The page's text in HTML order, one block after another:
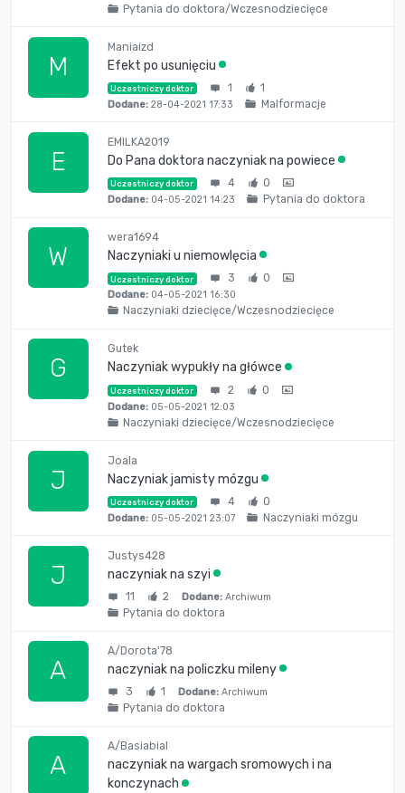
Pytania do doktora/Wczesnodziecięce
M
Maniaizd
Efekt po usunięciu
Uczestniczy doktor 1 1
Dodane:28-04-2021 17:33 Malformacje
E
EMILKA2019
Do Pana doktora naczyniak na powiece
Uczestniczy doktor 4 0
Dodane:04-05-2021 14:23 Pytania do doktora
W
wera1694
Naczyniaki u niemowlęcia
Uczestniczy doktor 3 0
Dodane:04-05-2021 16:30
Naczyniaki dziecięce/Wczesnodziecięce
G
Gutek
Naczyniak wypukły na główce
Uczestniczy doktor 2 0
Dodane:05-05-2021 12:03
Naczyniaki dziecięce/Wczesnodziecięce
J
Joala
Naczyniak jamisty mózgu
Uczestniczy doktor 4 0
Dodane:05-05-2021 23:07 Naczyniaki mózgu
J
Justys428
naczyniak na szyi
11 2 Dodane:Archiwum
Pytania do doktora
A
A/Dorota'78
naczyniak na policzku mileny
3 1 Dodane:Archiwum
Pytania do doktora
A
A/Basiabial
naczyniak na wargach sromowych i na
konczynach